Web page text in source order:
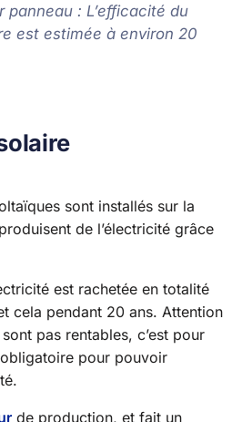
panneau : L’efficacité du
est estimée à environ 20
sont installés sur la
de l’électricité grâce
est rachetée en totalité
cela pendant 20 ans. Attention
pas rentables, c’est pour
pour pouvoir
de production, et fait un